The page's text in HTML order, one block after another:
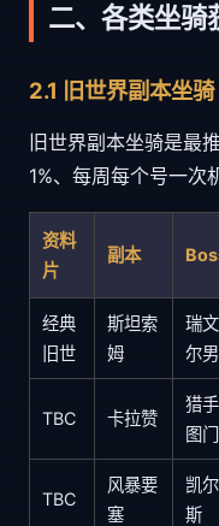
二、各类坐骑
2.1 旧世界副本坐
旧世界副本坐骑是
1%、每周每个号一次
资料
片
副本
经典
旧世
斯坦索
姆
瑞
尔
TBC 卡拉赞
猎
图门
TBC
风暴要
塞
凯
斯